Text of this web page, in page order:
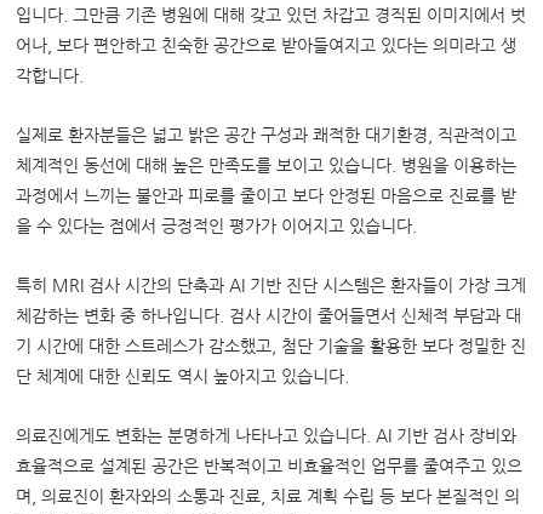
입니다. 그만큼 기존 병원에 대해 갖고 있던 차갑고 경직된 이미지에서 벗
어나, 보다 편안하고 친숙한 공간으로 받아들여지고 있다는 의미라고 생
각합니다.
실제로 환자분들은 넓고 밝은 공간 구성과 쾌적한 대기환경, 직관적이고
체계적인 동선에 대해 높은 만족도를 보이고 있습니다. 병원을 이용하는
과정에서 느끼는 불안과 피로를 줄이고 보다 안정된 마음으로 진료를 받
을 수 있다는 점에서 긍정적인 평가가 이어지고 있습니다.
특히 MRI 검사 시간의 단축과 AI 기반 진단 시스템은 환자들이 가장 크게
체감하는 변화 중 하나입니다. 검사 시간이 줄어들면서 신체적 부담과 대
기 시간에 대한 스트레스가 감소했고, 첨단 기술을 활용한 보다 정밀한 진
단 체계에 대한 신뢰도 역시 높아지고 있습니다.
의료진에게도 변화는 분명하게 나타나고 있습니다. AI 기반 검사 장비와
효율적으로 설계된 공간은 반복적이고 비효율적인 업무를 줄여주고 있으
며, 의료진이 환자와의 소통과 진료, 치료 계획 수립 등 보다 본질적인 의